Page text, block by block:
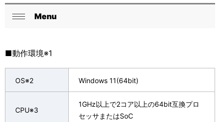
現
を
ロ
カ
ナ
ビ
る
Menu
■動作環境※1
OS※2 Windows 11(64bit)
CPU※3
1GHz以上で2コア以上の64bit互換プロ
セッサまたはSoC